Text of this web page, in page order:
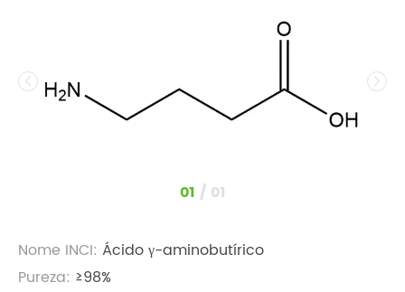
1 / 1
Nome INCI: Ácido γ-aminobutírico
Pureza: ≥98%